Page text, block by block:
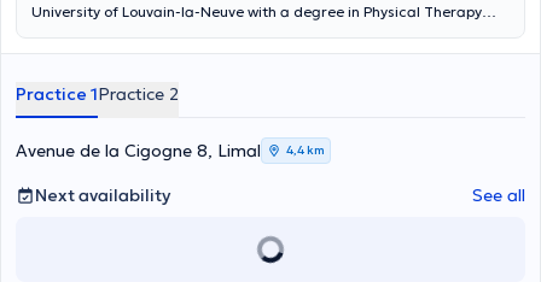
University of Louvain-la-Neuve with a degree in Physical Therapy
(The International Academy Of Osteopathy) in January 2021. She
practice in Woluwé-Saint-Lambert every Monday, Tuesday morning,
Thursday and Friday morning. On Tuesdays and Fridays mornings
the consultations take place at the Montgomery Medical Center in
Practice 1Practice 2
Avenue de la Cigogne 8, Limal 4,4 km
Next availability See all